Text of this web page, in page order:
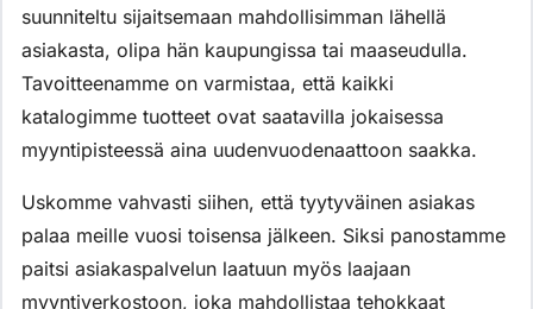
suunniteltu sijaitsemaan mahdollisimman lähellä
asiakasta, olipa hän kaupungissa tai maaseudulla.
Tavoitteenamme on varmistaa, että kaikki
katalogimme tuotteet ovat saatavilla jokaisessa
myyntipisteessä aina uudenvuodenaattoon saakka.
Uskomme vahvasti siihen, että tyytyväinen asiakas
palaa meille vuosi toisensa jälkeen. Siksi panostamme
paitsi asiakaspalvelun laatuun myös laajaan
myyntiverkostoon, joka mahdollistaa tehokkaat